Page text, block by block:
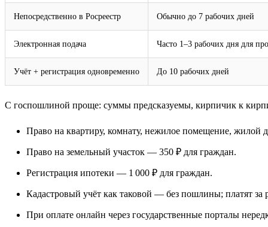
Непосредственно в Росреестр Обычно до 7 рабочих дней
Электронная подача Часто 1–3 рабочих дня для
Учёт + регистрация одновременно До 10 рабочих дней
С госпошлиной проще: суммы предсказуемы, кирпичик к
Право на квартиру, комнату, нежилое помещение, жилой
Право на земельный участок — 350 ₽ для граждан.
Регистрация ипотеки — 1 000 ₽ для граждан.
Кадастровый учёт как таковой — без пошлины; платят за
При оплате онлайн через государственные порталы